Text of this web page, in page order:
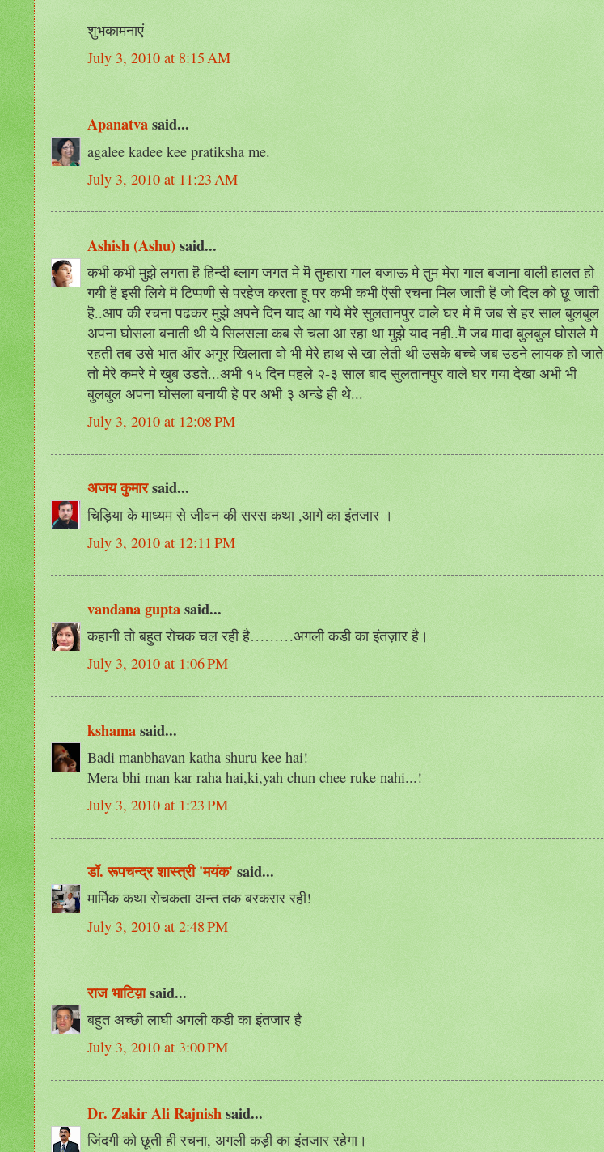
शुभकामनाएं
July 3, 2010 at 8:15 AM
Apanatvasaid...
agalee kadee kee pratiksha me.
July 3, 2010 at 11:23 AM
Ashish (Ashu)said...
कभी कभी मुझे लगता हॆ हिन्दी ब्लाग जगत मे मॆ तुम्हारा गाल बजाऊ मे तुम मेरा गाल बजाना वाली हालत हो
गयी हॆ इसी लिये मॆ टिप्पणी से परहेज करता हू पर कभी कभी ऎसी रचना मिल जाती हॆ जो दिल को छू जाती
हॆ..आप की रचना पढकर मुझे अपने दिन याद आ गये मेरे सुलतानपुर वाले घर मे मॆ जब से हर साल बुलबुल
अपना घोसला बनाती थी ये सिलसला कब से चला आ रहा था मुझे याद नही..मॆ जब मादा बुलबुल घोसले मे
रहती तब उसे भात ऒर अगूर खिलाता वो भी मेरे हाथ से खा लेती थी उसके बच्चे जब उडने लायक हो जाते
तो मेरे कमरे मे खुब उडते...अभी १५ दिन पहले २-३ साल बाद सुलतानपुर वाले घर गया देखा अभी भी
बुलबुल अपना घोसला बनायी हे पर अभी ३ अन्डे ही थे...
July 3, 2010 at 12:08 PM
अजय कुमारsaid...
चिड़िया के माध्यम से जीवन की सरस कथा ,आगे का इंतजार ।
July 3, 2010 at 12:11 PM
vandana guptasaid...
कहानी तो बहुत रोचक चल रही है………अगली कडी का इंतज़ार है।
July 3, 2010 at 1:06 PM
kshamasaid...
Badi manbhavan katha shuru kee hai!
Mera bhi man kar raha hai,ki,yah chun chee ruke nahi...!
July 3, 2010 at 1:23 PM
डॉ. रूपचन्द्र शास्त्री 'मयंक' said...
मार्मिक कथा रोचकता अन्त तक बरकरार रही!
July 3, 2010 at 2:48 PM
राज भाटिय़ाsaid...
बहुत अच्छी लाघी अगली कडी का इंतजार है
July 3, 2010 at 3:00 PM
Dr. Zakir Ali Rajnishsaid...
जिंदगी को छूती ही रचना, अगली कड़ी का इंतजार रहेगा।